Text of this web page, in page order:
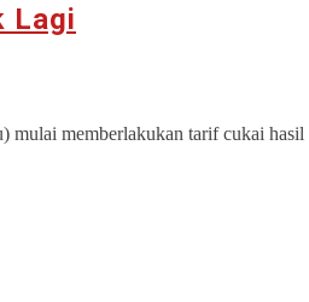
Lagi
memberlakukan tarif cukai